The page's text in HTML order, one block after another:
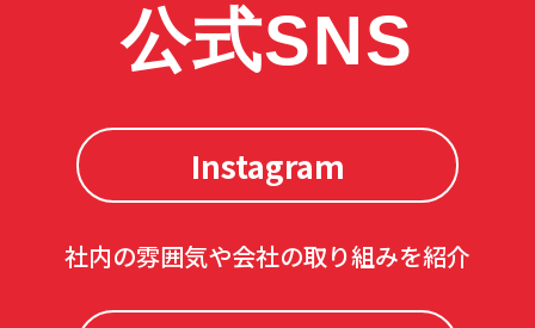
公式SNS
Instagram
社内の雰囲気や会社の取り組みを紹介